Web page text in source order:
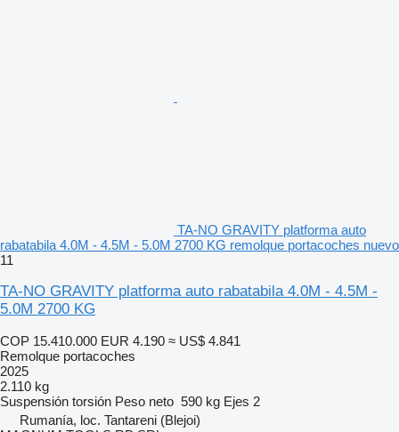
TA-NO GRAVITY platforma auto
rabatabila 4.0M - 4.5M - 5.0M 2700 KG remolque portacoches nuevo
11
TA-NO GRAVITY platforma auto rabatabila 4.0M - 4.5M -
5.0M 2700 KG
COP 15.410.000 EUR 4.190 ≈ US$ 4.841
Remolque portacoches
2025
2.110 kg
Suspensión torsión Peso neto 590 kg Ejes 2
Rumanía, loc. Tantareni (Blejoi)